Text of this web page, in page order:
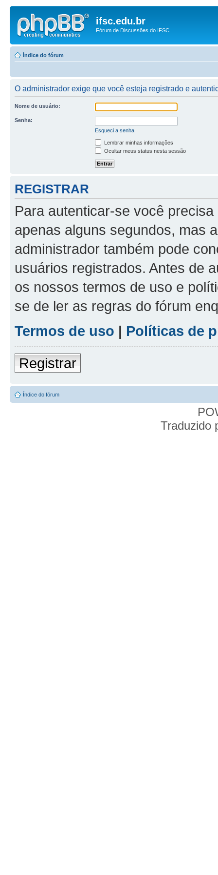
ifsc.edu.br
Fórum de Discussões do IFSC
Índice do fórum
O administrador exige que você esteja registrado e
Nome de usuário:
Senha:
Esqueci a senha
Lembrar minhas informações
Ocultar meus status nesta sessão
REGISTRAR
Para autenticar-se você
apenas alguns segundos, mas
administrador também pode
usuários registrados. Antes de
os nossos termos de uso e
se de ler as regras do fórum
Termos de uso | Políticas de
Registrar
Índice do fórum
Traduzido